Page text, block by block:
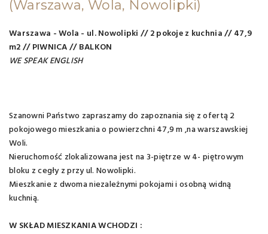
(Warszawa, Wola, Nowolipki)
Warszawa - Wola - ul. Nowolipki // 2 pokoje z kuchnia // 47,9
m2 // PIWNICA // BALKON
WE SPEAK ENGLISH
Szanowni Państwo zapraszamy do zapoznania się z ofertą 2
pokojowego mieszkania o powierzchni 47,9 m ,na warszawskiej
Woli.
Nieruchomość zlokalizowana jest na 3-piętrze w 4- piętrowym
bloku z cegły z przy ul. Nowolipki.
Mieszkanie z dwoma niezależnymi pokojami i osobną widną
kuchnią.
W SKŁAD MIESZKANIA WCHODZI :